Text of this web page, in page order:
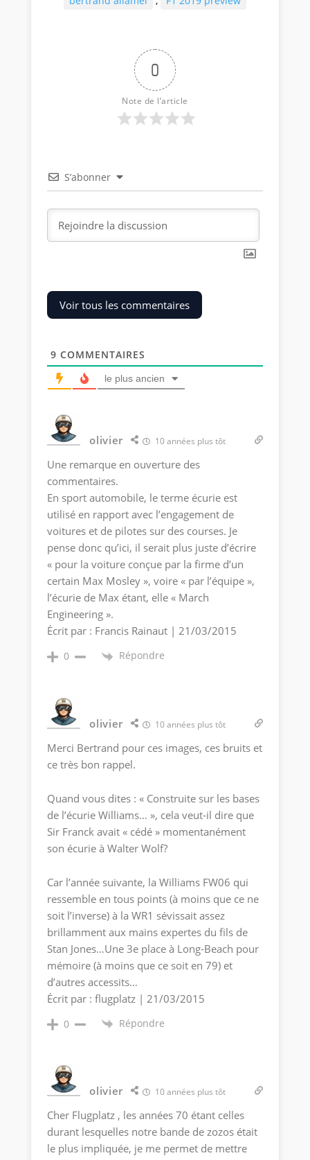
0
Note de l’article
S’abonner
Voir tous les commentaires
9 COMMENTAIRES
le plus ancien
olivier 10 années plus tôt
Une remarque en ouverture des
commentaires.
En sport automobile, le terme écurie est
utilisé en rapport avec l’engagement de
voitures et de pilotes sur des courses. Je
pense donc qu’ici, il serait plus juste d’écrire
« pour la voiture conçue par la firme d’un
certain Max Mosley », voire « par l’équipe »,
l’écurie de Max étant, elle « March
Engineering ».
Écrit par : Francis Rainaut | 21/03/2015
0 Répondre
olivier 10 années plus tôt
Merci Bertrand pour ces images, ces bruits et
ce très bon rappel.
Quand vous dites : « Construite sur les bases
de l’écurie Williams… », cela veut-il dire que
Sir Franck avait « cédé » momentanément
son écurie à Walter Wolf?
Car l’année suivante, la Williams FW06 qui
ressemble en tous points (à moins que ce ne
soit l’inverse) à la WR1 sévissait assez
brillamment aux mains expertes du fils de
Stan Jones…Une 3e place à Long-Beach pour
mémoire (à moins que ce soit en 79) et
d’autres accessits…
Écrit par : flugplatz | 21/03/2015
0 Répondre
olivier 10 années plus tôt
Cher Flugplatz , les années 70 étant celles
durant lesquelles notre bande de zozos était
le plus impliquée, je me permet de mettre